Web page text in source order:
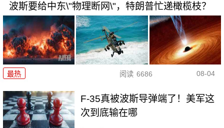
波斯要给中东\"物理断网\"，特朗普忙递橄榄枝？
最热 阅读 6686 08-04
F-35真被波斯导弹端了！美军这
次到底输在哪